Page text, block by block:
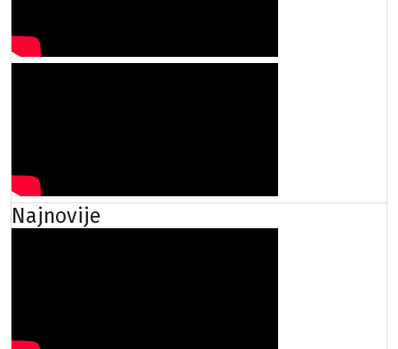
Najnovije